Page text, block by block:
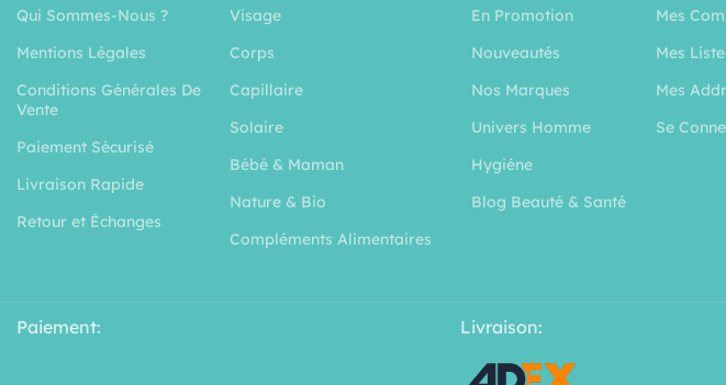
Qui Sommes-Nous ?
Mentions Légales
Conditions Générales De
Vente
Paiement Sécurisé
Livraison Rapide
Retour et Échanges
Visage
Corps
Capillaire
Solaire
Bébé & Maman
Nature & Bio
Compléments Alimentaires
En Promotion
Nouveautés
Nos Marques
Univers Homme
Hygiéne
Blog Beauté & Santé
Mes
Mes
Mes
Se
Paiement: Livraison: